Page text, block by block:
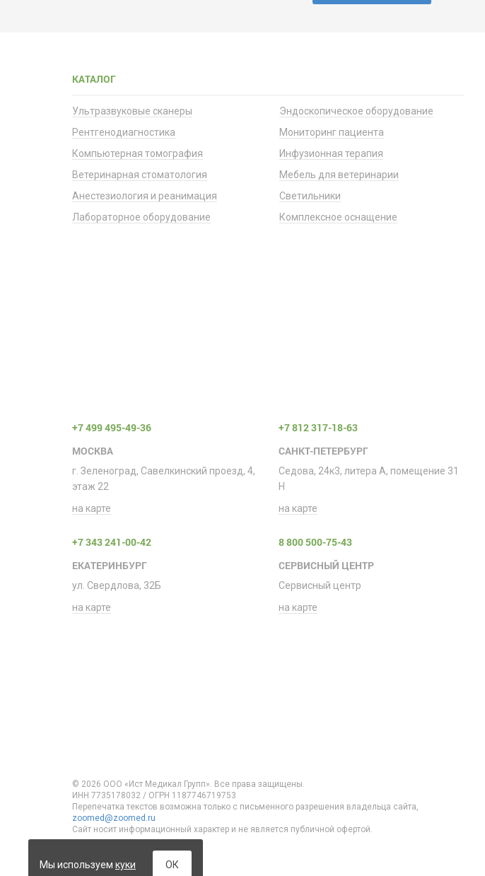
КАТАЛОГ
Ультразвуковые сканеры
Рентгенодиагностика
Компьютерная томография
Ветеринарная стоматология
Анестезиология и реанимация
Лабораторное оборудование
Эндоскопическое оборудование
Мониторинг пациента
Инфузионная терапия
Мебель для ветеринарии
Светильники
Комплексное оснащение
+7 499 495-49-36
МОСКВА
г. Зеленоград, Савелкинский проезд, 4,
этаж 22
на карте
+7 812 317-18-63
САНКТ-ПЕТЕРБУРГ
Седова, 24к3, литера А, помещение 31
H
на карте
+7 343 241-00-42
ЕКАТЕРИНБУРГ
ул. Свердлова, 32Б
на карте
8 800 500-75-43
СЕРВИСНЫЙ ЦЕНТР
Сервисный центр
на карте
© 2026 ООО «Ист Медикал Групп». Все права защищены.
ИНН 7735178032 / ОГРН 1187746719753
Перепечатка текстов возможна только с письменного разрешения владельца сайта,
zoomed@zoomed.ru
Сайт носит информационный характер и не является публичной офертой.
Мы используем куки ОК